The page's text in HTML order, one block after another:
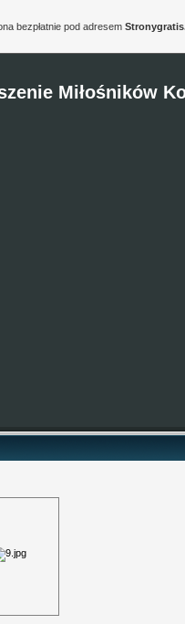
Miłośników
bezpłatnie pod adresem